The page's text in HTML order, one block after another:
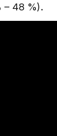
– 48 %).